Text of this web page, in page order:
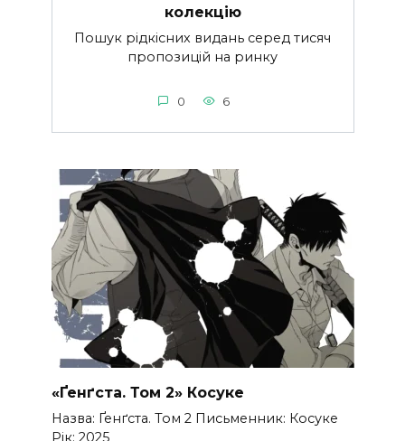
колекцію
Пошук рідкісних видань серед тисяч
пропозицій на ринку
0 6
«Ґенґста. Том 2» Косуке
Назва: Ґенґста. Том 2 Письменник: Косуке
Рік: 2025